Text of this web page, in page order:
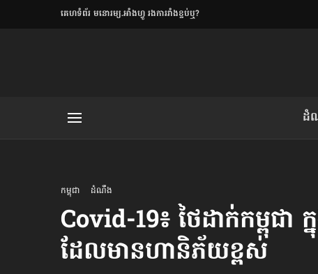
​គេហទំព័រ មនោរម្យ.អាំងហ្វូ រងការរាំងខ្ទប់ឬ?
ដំ
កម្ពុជា ដំណឹង
Covid-19៖ ថៃដាក់​កម្ពុជ
ដែល​មាន​ហានិភ័យ​ខ្ពស់
ត៖ «កាមតណ្ហា​